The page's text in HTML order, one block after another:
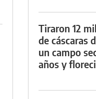
Tiraron 12
de cáscaras
un campo
años y